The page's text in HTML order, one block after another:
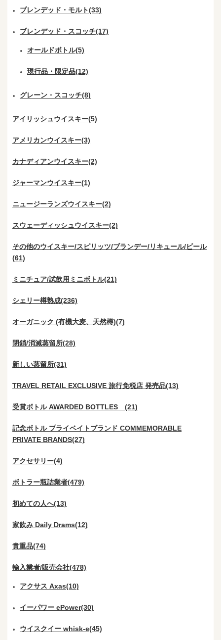
ブレンデッド・モルト(33)
ブレンデッド・スコッチ(17)
オールドボトル(5)
現行品・限定品(12)
グレーン・スコッチ(8)
アイリッシュウイスキー(5)
アメリカンウイスキー(3)
カナディアンウイスキー(2)
ジャーマンウイスキー(1)
ニュージーランズウイスキー(2)
スウェーディッシュウイスキー(2)
その他のウイスキー/スピリッツ/ブランデー/リキュール/ビール
(61)
ミニチュア/試飲用ミニボトル(21)
シェリー樽熟成(236)
オーガニック (有機大麦、天然樽)(7)
閉鎖/消滅蒸留所(28)
新しい蒸留所(31)
TRAVEL RETAIL EXCLUSIVE 旅行免税店 発売品(13)
受賞ボトル AWARDED BOTTLES (21)
記念ボトル プライベイトブランド COMMEMORABLE
PRIVATE BRANDS(27)
アクセサリー(4)
ボトラー瓶詰業者(479)
初めての人へ(13)
家飲み Daily Drams(12)
貴重品(74)
輸入業者/販売会社(478)
アクサス Axas(10)
イーパワー ePower(30)
ウイスクイー whisk-e(45)